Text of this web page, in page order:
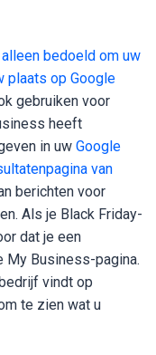
bedoeld om uw
plaats op Google
gebruiken voor
heeft
in uw Google
van
berichten voor
Als je Black Friday-
dat je een
My Business-pagina.
vindt op
te zien wat u